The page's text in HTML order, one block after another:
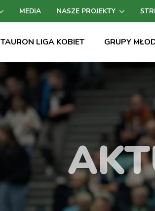
MEDIA NASZE PROJEKTY
TAURON LIGA KOBIET
GRUPY